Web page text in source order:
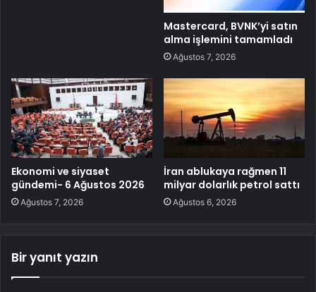
Mastercard, BVNK’yi satın
alma işlemini tamamladı
Ağustos 7, 2026
Ekonomi ve siyaset
gündemi- 6 Ağustos 2026
Ağustos 7, 2026
İran ablukaya rağmen 11
milyar dolarlık petrol sattı
Ağustos 6, 2026
Bir yanıt yazın